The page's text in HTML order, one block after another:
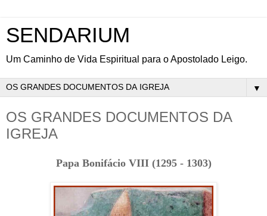
SENDARIUM
Um Caminho de Vida Espiritual para o Apostolado Leigo.
▼
OS GRANDES DOCUMENTOS DA
IGREJA
Papa Bonifácio VIII (1295 - 1303)